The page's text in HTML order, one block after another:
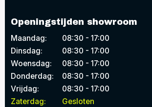
Openingstijden showroom
Maandag:
08:30 - 17:00
Dinsdag:
08:30 - 17:00
Woensdag:
08:30 - 17:00
Donderdag:
08:30 - 17:00
Vrijdag:
08:30 - 17:00
Zaterdag:
Gesloten